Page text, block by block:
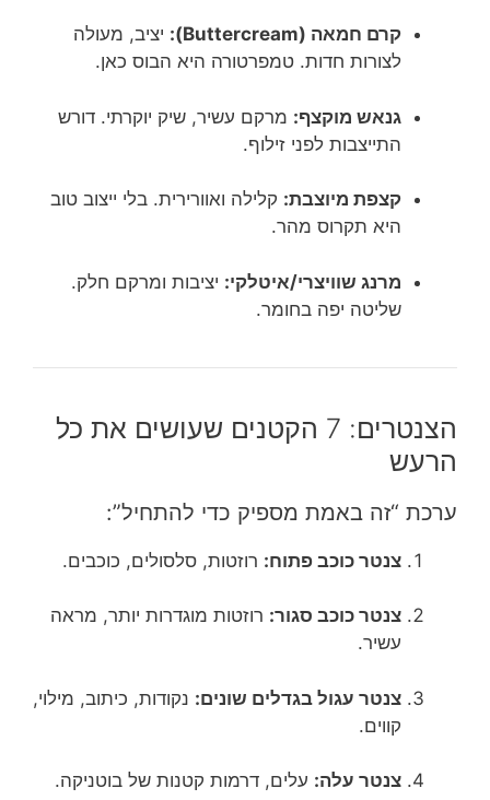
קרם חמאה (Buttercream):
יציב, מעולה
לצורות חדות. טמפרטורה היא הבוס כאן.
גנאש מוקצף: מרקם עשיר, שיק יוקרתי. דורש
התייצבות לפני זילוף.
קצפת מיוצבת: קלילה ואוורירית. בלי ייצוב טוב
היא תקרוס מהר.
מרנג שוויצרי/איטלקי: יציבות ומרקם חלק.
שליטה יפה בחומר.
הצנטרים: 7 הקטנים שעושים את כל
הרעש
ערכת “זה באמת מספיק כדי להתחיל”:
צנטר כוכב פתוח: רוזטות, סלסולים, כוכבים.
צנטר כוכב סגור: רוזטות מוגדרות יותר, מראה
עשיר.
צנטר עגול בגדלים שונים: נקודות, כיתוב, מילוי,
קווים.
צנטר עלה: עלים, דרמות קטנות של בוטניקה.